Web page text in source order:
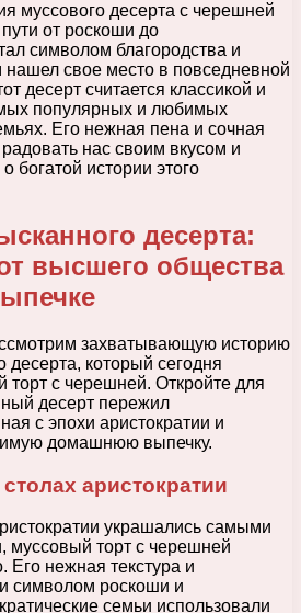
муссового десерта с черешней
пути от роскоши до
символом благородства и
нашел свое место в повседневной
десерт считается классикой и
популярных и любимых
Его нежная пена и сочная
нас своим вкусом и
богатой истории этого
десерта:
высшего общества
захватывающую историю
десерта, который сегодня
торт с черешней. Откройте для
десерт пережил
с эпохи аристократии и
домашнюю выпечку.
аристократии
украшались самыми
торт с черешней
Его нежная текстура и
символом роскоши и
семьи использовали